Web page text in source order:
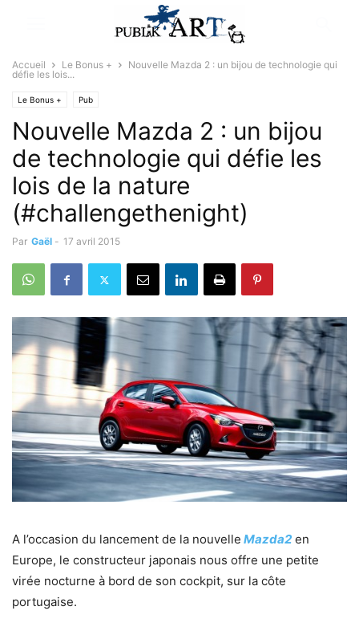
Accueil Le Bonus +
Nouvelle Mazda 2 : un bijou de technologie qui
défie les lois...
Le Bonus + Pub
Nouvelle Mazda 2 : un bijou
de technologie qui défie les
lois de la nature
(#challengethenight)
Par Gaël - 17 avril 2015
A l’occasion du lancement de la nouvelle Mazda2 en
Europe, le constructeur japonais nous offre une petite
virée nocturne à bord de son cockpit, sur la côte
portugaise.